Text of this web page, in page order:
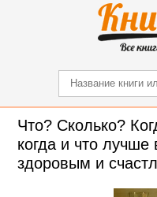
Что? Сколько?
когда и что лучше
здоровым и